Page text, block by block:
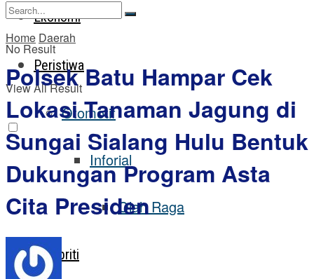
Ekonomi
Peristiwa
Otomotif
Inforial
Olah Raga
Selebriti
No Result
View All Result
Home Daerah
Polsek Batu Hampar Cek
Lokasi Tanaman Jagung di
Sungai Sialang Hulu Bentuk
Dukungan Program Asta
Cita Presiden